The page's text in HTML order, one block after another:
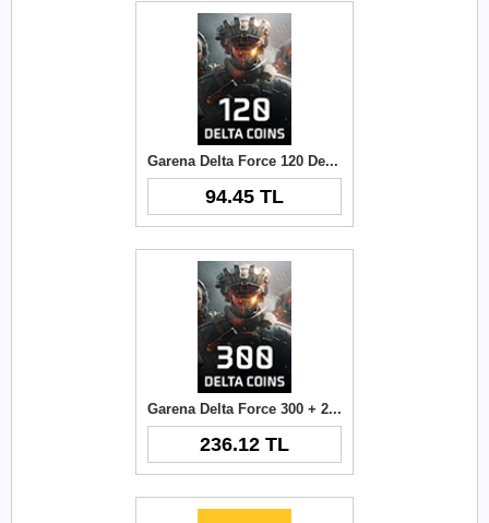
Garena Delta Force 120 Delta Coins TR
94.45 TL
Garena Delta Force 300 + 21 Delta Coins TR
236.12 TL